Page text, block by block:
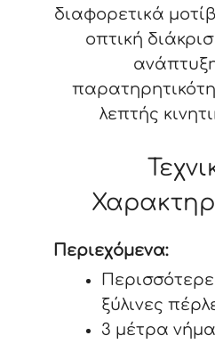
διαφορετικά
οπτική
λεπτής
Περιεχόμενα:
ξύλινες
3 μέτρα νήμα